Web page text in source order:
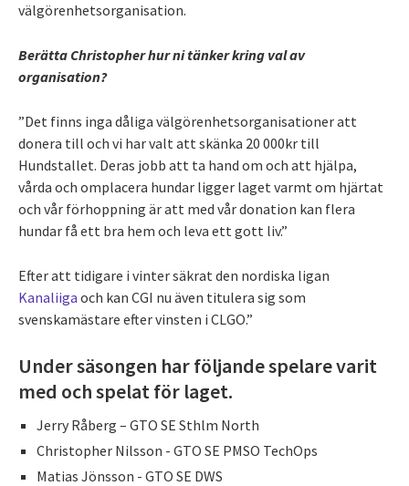
välgörenhetsorganisation.
Berätta Christopher hur ni tänker kring val av
organisation?
”Det finns inga dåliga välgörenhetsorganisationer att
donera till och vi har valt att skänka 20 000kr till
Hundstallet. Deras jobb att ta hand om och att hjälpa,
vårda och omplacera hundar ligger laget varmt om hjärtat
och vår förhoppning är att med vår donation kan flera
hundar få ett bra hem och leva ett gott liv.”
Efter att tidigare i vinter säkrat den nordiska ligan
Kanaliiga och kan CGI nu även titulera sig som
svenskamästare efter vinsten i CLGO.”
Under säsongen har följande spelare varit
med och spelat för laget.
Jerry Råberg – GTO SE Sthlm North
Christopher Nilsson - GTO SE PMSO TechOps
Matias Jönsson - GTO SE DWS